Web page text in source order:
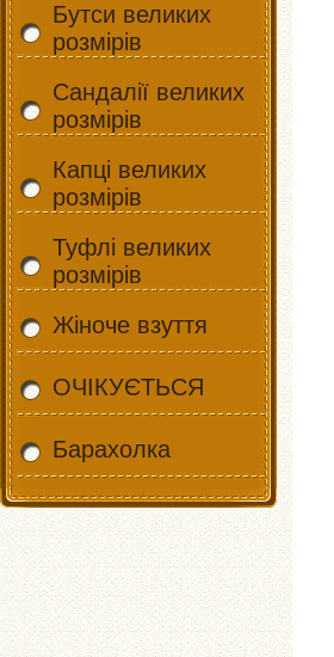
Бутси великих
розмірів
Сандалії великих
розмірів
Капці великих
розмірів
Туфлі великих
розмірів
Жіноче взуття
ОЧІКУЄТЬСЯ
Барахолка